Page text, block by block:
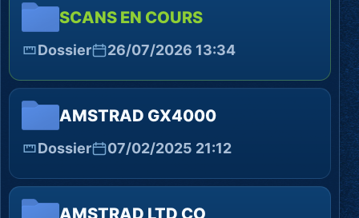
SCANS EN COURS
Dossier 26/07/2026 13:34
AMSTRAD GX4000
Dossier 07/02/2025 21:12
AMSTRAD LTD CO